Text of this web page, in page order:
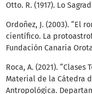
Otto. R. (1917). Lo
Ordoñez, J. (2003). “El
científico. La
Fundación Canaria
Roca, A. (2021).
Material de la Cátedra
Antropológica.